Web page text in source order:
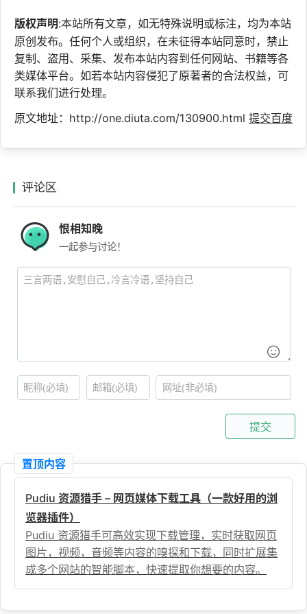
版权声明:本站所有文章，如无特殊说明或标注，均为本站
原创发布。任何个人或组织，在未征得本站同意时，禁止
复制、盗用、采集、发布本站内容到任何网站、书籍等各
类媒体平台。如若本站内容侵犯了原著者的合法权益，可
联系我们进行处理。
原文地址：http://one.diuta.com/130900.html 提交百度
评论区
恨相知晚
一起参与讨论！
提交
置顶内容
Pudiu 资源猎手 – 网页媒体下载工具（一款好用的浏
览器插件）
Pudiu 资源猎手可高效实现下载管理，实时获取网页
图片，视频，音频等内容的嗅探和下载，同时扩展集
成多个网站的智能脚本，快速提取你想要的内容。